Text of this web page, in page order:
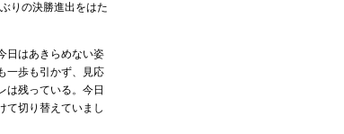
りの決勝進出をはた
日はあきらめない姿
一歩も引かず、見応
は残っている。今日
て切り替えていまし